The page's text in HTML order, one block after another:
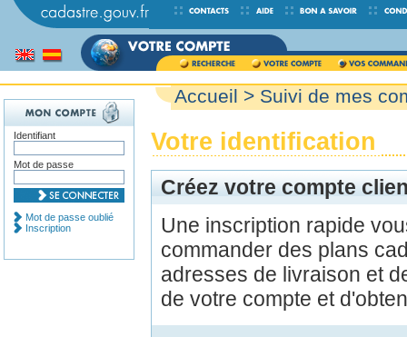
Accueil > Suivi de mes
Votre identification
Créez votre compte
Une inscription rapide
commander des plans
adresses de livraison et
de votre compte et
Identifiant
Mot de passe
Mot de passe oublié
Inscription